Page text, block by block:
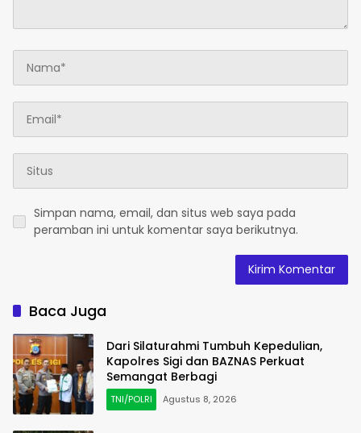
Simpan nama, email, dan situs web saya pada
peramban ini untuk komentar saya berikutnya.
Baca Juga
Dari Silaturahmi Tumbuh Kepedulian,
Kapolres Sigi dan BAZNAS Perkuat
Semangat Berbagi
TNI/POLRI Agustus 8, 2026